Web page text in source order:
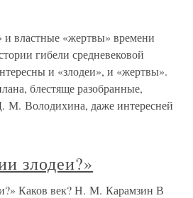
властные «жертвы» времени
гибели средневековой
и «злодеи», и «жертвы».
блестяще разобранные,
М. Володихина, даже интересней
злодеи?»
Каков век? Н. М. Карамзин В